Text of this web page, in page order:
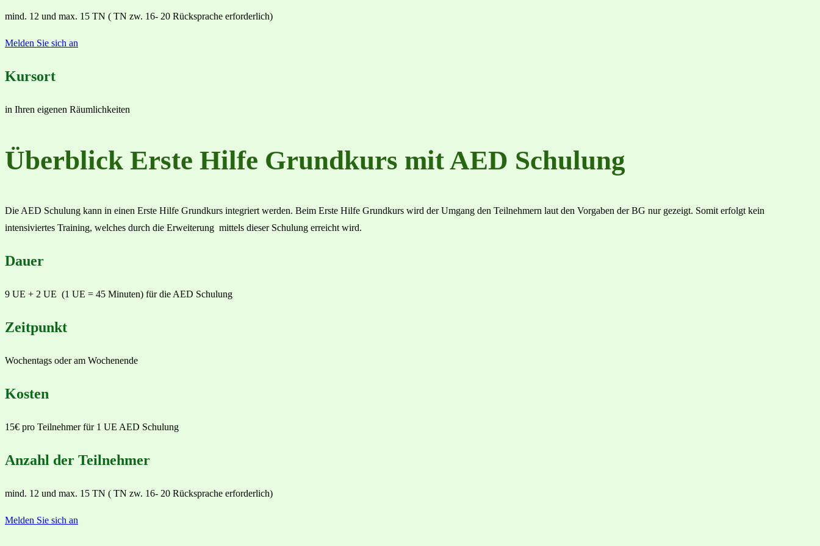
mind. 12 und max. 15 TN ( TN zw. 16- 20 Rücksprache erforderlich)
Melden Sie sich an
Kursort
in Ihren eigenen Räumlichkeiten
Überblick Erste Hilfe Grundkurs mit AED Schulung
Die AED Schulung kann in einen Erste Hilfe Grundkurs integriert werden. Beim Erste Hilfe Grundkurs wird der Umgang den Teilnehmern laut den Vorgaben der BG nur gezeigt. Somit erfolgt kein
intensiviertes Training, welches durch die Erweiterung mittels dieser Schulung erreicht wird.
Dauer
9 UE + 2 UE (1 UE = 45 Minuten) für die AED Schulung
Zeitpunkt
Wochentags oder am Wochenende
Kosten
15€ pro Teilnehmer für 1 UE AED Schulung
Anzahl der Teilnehmer
mind. 12 und max. 15 TN ( TN zw. 16- 20 Rücksprache erforderlich)
Melden Sie sich an